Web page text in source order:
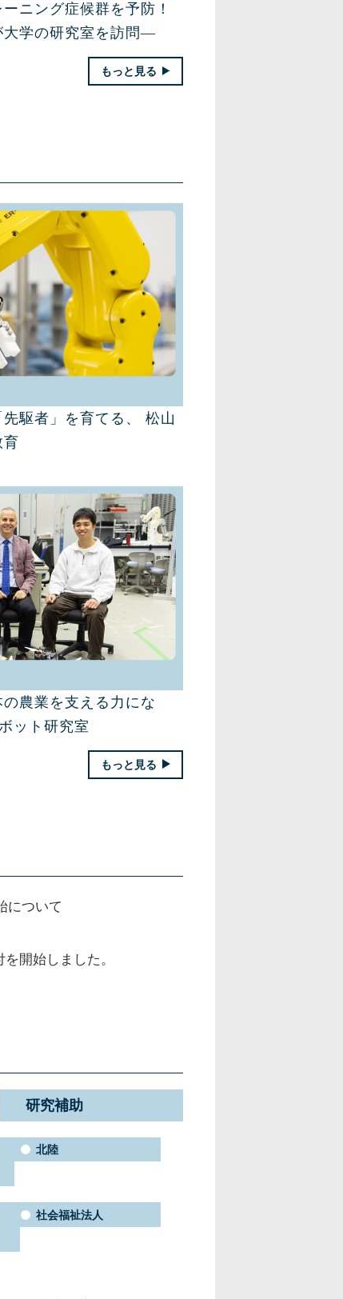
ニング症候群を予防！
学の研究室を訪問―
もっと見る
駆者」を育てる、 松山
育
農業を支える力にな
ット研究室
もっと見る
について
開始しました。
研究補助
北陸
社会福祉法人